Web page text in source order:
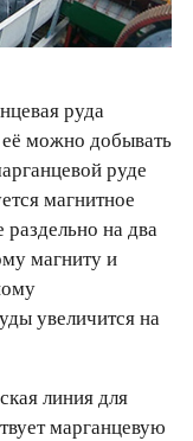
руда
её можно добывать
руде
магнитное
на два
магниту и
увеличится на
линия для
марганцевую